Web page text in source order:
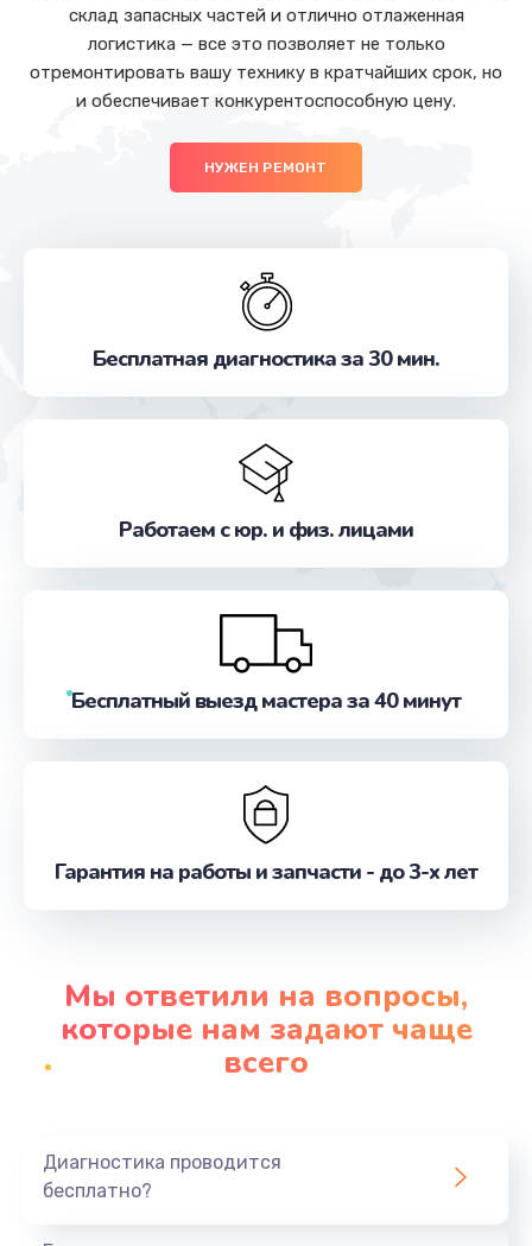
склад запасных частей и отлично отлаженная
логистика — все это позволяет не только
отремонтировать вашу технику в кратчайших срок, но
и обеспечивает конкурентоспособную цену.
НУЖЕН РЕМОНТ
Бесплатная диагностика за 30 мин.
Работаем с юр. и физ. лицами
Бесплатный выезд мастера за 40 минут
Гарантия на работы и запчасти - до 3-х лет
Мы ответили на вопросы,
которые нам задают чаще
всего
Диагностика проводится
бесплатно?